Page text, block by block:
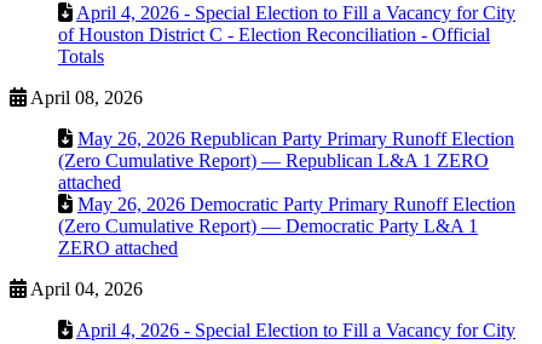
April 4, 2026 - Special Election to Fill a Vacancy for City
of Houston District C - Election Reconciliation - Official
Totals
April 08, 2026
May 26, 2026 Republican Party Primary Runoff Election
(Zero Cumulative Report) — Republican L&A 1 ZERO
attached
May 26, 2026 Democratic Party Primary Runoff Election
(Zero Cumulative Report) — Democratic Party L&A 1
ZERO attached
April 04, 2026
April 4, 2026 - Special Election to Fill a Vacancy for City